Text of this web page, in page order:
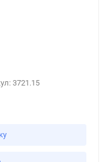
3721.15